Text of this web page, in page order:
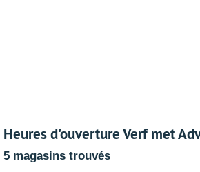
Heures d'ouverture Verf met
5 magasins trouvés